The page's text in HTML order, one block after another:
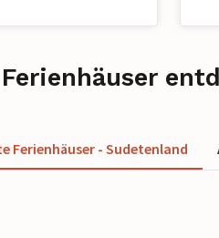
Ferienhäuser - Sudetenland